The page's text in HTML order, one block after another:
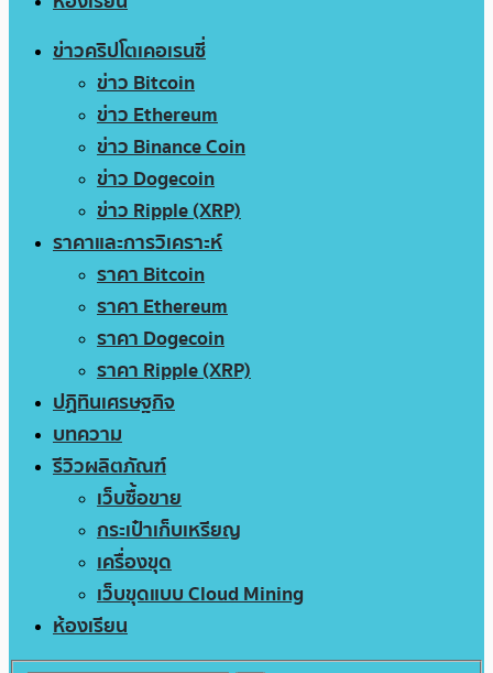
ข่าวคริปโตเคอเรนซี่
ข่าว Bitcoin
ข่าว Ethereum
ข่าว Binance Coin
ข่าว Dogecoin
ข่าว Ripple (XRP)
ราคาและการวิเคราะห์
ราคา Bitcoin
ราคา Ethereum
ราคา Dogecoin
ราคา Ripple (XRP)
ปฏิทินเศรษฐกิจ
บทความ
รีวิวผลิตภัณฑ์
เว็บซื้อขาย
กระเป๋าเก็บเหรียญ
เครื่องขุด
เว็บขุดแบบ Cloud Mining
ห้องเรียน